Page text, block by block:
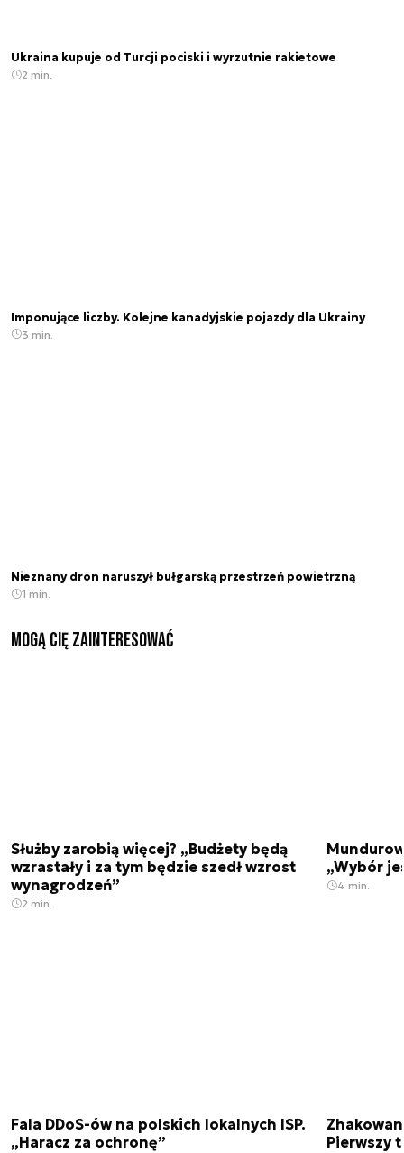
Ukraina kupuje od Turcji pociski i wyrzutnie rakietowe
2 min.
Imponujące liczby. Kolejne kanadyjskie pojazdy dla Ukrainy
3 min.
Nieznany dron naruszył bułgarską przestrzeń powietrzną
1 min.
Mogą Cię zainteresować
Służby zarobią więcej? „Budżety będą
wzrastały i za tym będzie szedł wzrost
wynagrodzeń”
2 min.
„Wybór
4 min.
Fala DDoS-ów na polskich lokalnych ISP.
„Haracz za ochronę”
Pierwszy